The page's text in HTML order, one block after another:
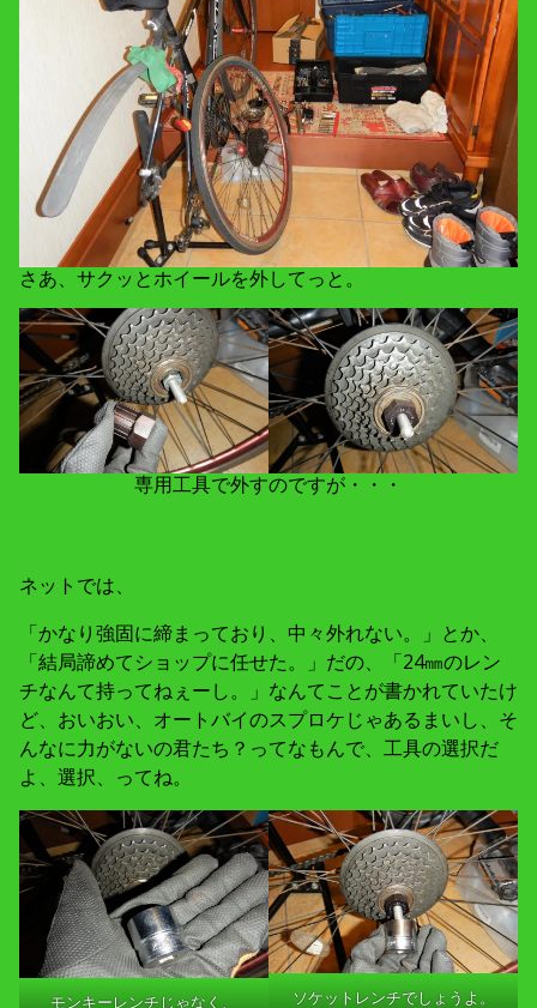
さあ、サクッとホイールを外してっと。
専用工具で外すのですが・・・
ネットでは、
「かなり強固に締まっており、中々外れない。」とか、
「結局諦めてショップに任せた。」だの、「24㎜のレン
チなんて持ってねぇーし。」なんてことが書かれていたけ
ど、おいおい、オートバイのスプロケじゃあるまいし、そ
んなに力がないの君たち？ってなもんで、工具の選択だ
よ、選択、ってね。
モンキーレンチじゃなく、 ソケットレンチでしょうよ。